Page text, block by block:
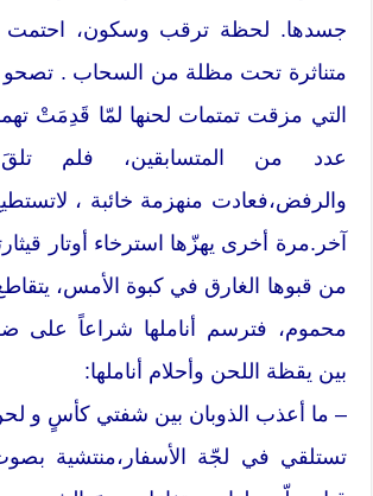
جسدها. لحظة ترقب وسكون،
متناثرة تحت مظلة من السحاب . تصحو
التي مزقت تمتمات لحنها لمّا قَدِمَتْ
عدد من المتسابقين، فلم تلقَ
والرفض،فعادت منهزمة خائبة ،
آخر.مرة أخرى يهزّها استرخاء أوتار
من قبوها الغارق في كبوة الأمس،
محموم، فترسم أناملها شراعاً على
بين يقظة اللحن وأحلام أناملها:
– ما أعذب الذوبان بين شفتي كأسٍ و
تستلقي في لجّة الأسفار،منتشية